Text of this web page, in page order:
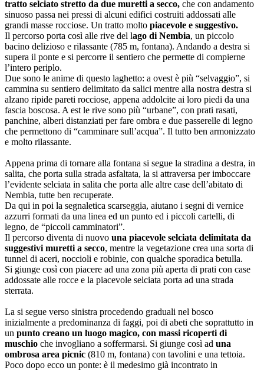
tratto selciato stretto da due muretti a secco, che con andamento
sinuoso passa nei pressi di alcuni edifici costruiti addossati alle
grandi masse rocciose. Un tratto molto piacevole e suggestivo.
Il percorso porta così alle rive del lago di Nembia, un piccolo
bacino delizioso e rilassante (785 m, fontana). Andando a destra si
supera il ponte e si percorre il sentiero che permette di compierne
l’intero periplo.
Due sono le anime di questo laghetto: a ovest è più “selvaggio”, si
cammina su sentiero delimitato da salici mentre alla nostra destra si
alzano ripide pareti rocciose, appena addolcite ai loro piedi da una
fascia boscosa. A est le rive sono più “urbane”, con prati rasati,
panchine, alberi distanziati per fare ombra e due passerelle di legno
che permettono di “camminare sull’acqua”. Il tutto ben armonizzato
e molto rilassante.
Appena prima di tornare alla fontana si segue la stradina a destra, in
salita, che porta sulla strada asfaltata, la si attraversa per imboccare
l’evidente selciata in salita che porta alle altre case dell’abitato di
Nembia, tutte ben recuperate.
Da qui in poi la segnaletica scarseggia, aiutano i segni di vernice
azzurri formati da una linea ed un punto ed i piccoli cartelli, di
legno, de “piccoli camminatori”.
Il percorso diventa di nuovo una piacevole selciata delimitata da
suggestivi muretti a secco, mentre la vegetazione crea una sorta di
tunnel di aceri, noccioli e robinie, con qualche sporadica betulla.
Si giunge così con piacere ad una zona più aperta di prati con case
addossate alle rocce e la piacevole selciata porta ad una strada
sterrata.
La si segue verso sinistra procedendo graduali nel bosco
inizialmente a predominanza di faggi, poi di abeti che soprattutto in
un punto creano un luogo magico, con massi ricoperti di
muschio che invogliano a soffermarsi. Si giunge così ad una
ombrosa area picnic (810 m, fontana) con tavolini e una tettoia.
Poco dopo ecco un ponte: è il medesimo già incontrato in